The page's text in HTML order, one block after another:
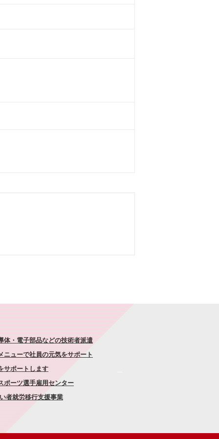
体・電子部品などの技術者派遣
ニューで社員の元気をサポート
サポートします
ポーツ選手雇用センター
者就労移行支援事業